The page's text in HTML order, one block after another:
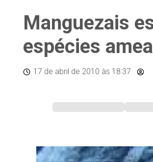
Manguezais
espécies
17 de abril de 2010 às 18:37